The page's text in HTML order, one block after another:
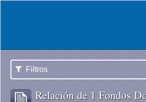
Filtros
Relación de 1 Fondos